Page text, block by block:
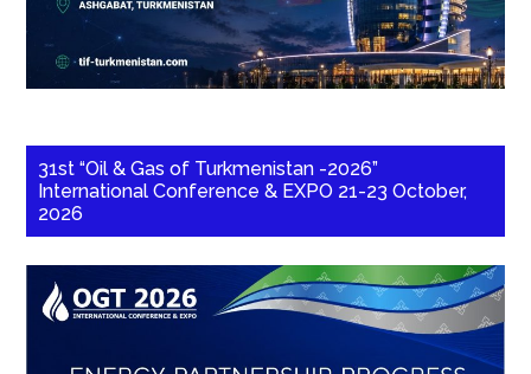
31st “Oil & Gas of Turkmenistan -2026”
International Conference & EXPO 21-23 October,
2026